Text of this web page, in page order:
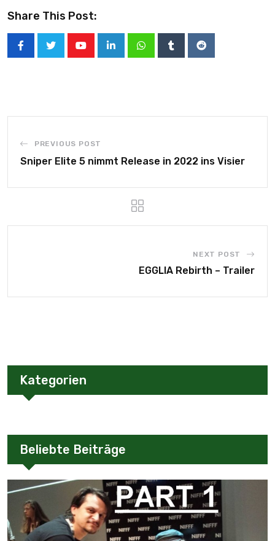
Share This Post:
PREVIOUS POST
Sniper Elite 5 nimmt Release in 2022 ins Visier
NEXT POST
EGGLIA Rebirth – Trailer
Kategorien
Beliebte Beiträge